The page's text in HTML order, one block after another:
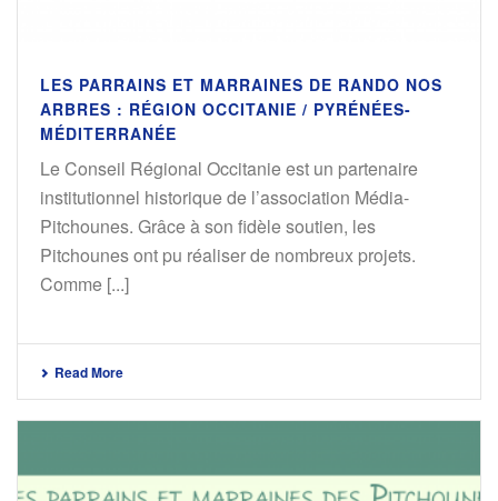
LES PARRAINS ET MARRAINES DE RANDO NOS
ARBRES : RÉGION OCCITANIE / PYRÉNÉES-
MÉDITERRANÉE
Le Conseil Régional Occitanie est un partenaire
institutionnel historique de l’association Média-
Pitchounes. Grâce à son fidèle soutien, les
Pitchounes ont pu réaliser de nombreux projets.
Comme [...]
Read More